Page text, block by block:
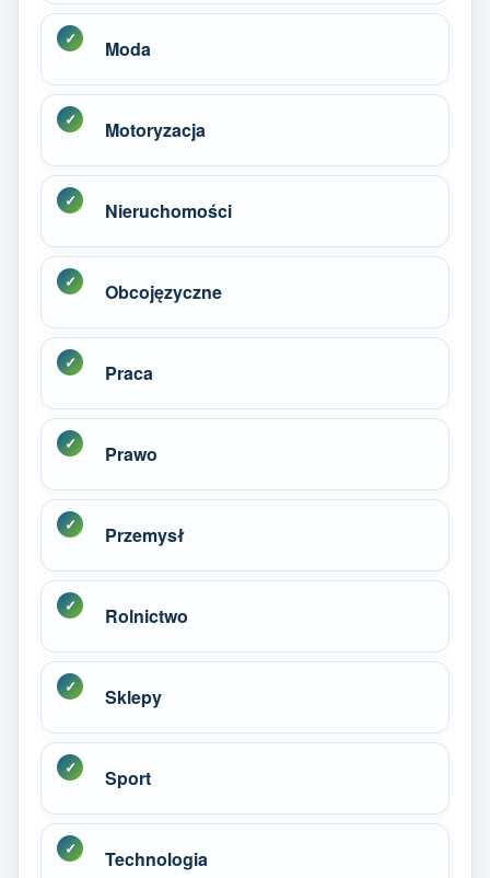
Moda
Motoryzacja
Nieruchomości
Obcojęzyczne
Praca
Prawo
Przemysł
Rolnictwo
Sklepy
Sport
Technologia